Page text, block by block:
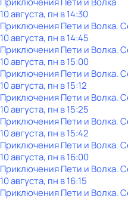
10 августа, пн в 14:30
Приключения Пети и Волка.
10 августа, пн в 14:45
Приключения Пети и Волка.
10 августа, пн в 15:00
Приключения Пети и Волка.
10 августа, пн в 15:12
Приключения Пети и Волка.
10 августа, пн в 15:25
Приключения Пети и Волка.
10 августа, пн в 15:42
Приключения Пети и Волка.
10 августа, пн в 16:00
Приключения Пети и Волка.
10 августа, пн в 16:15
Приключения Пети и Волка.